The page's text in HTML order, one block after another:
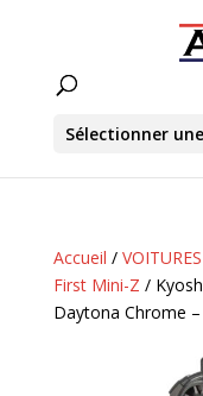
Sélectionner
Accueil /
First Mini-Z /
Daytona Chrome –